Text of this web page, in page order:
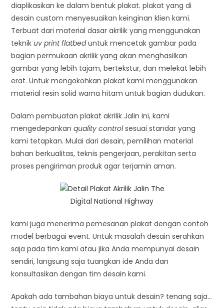
diaplikasikan ke dalam bentuk plakat. plakat yang di
desain custom menyesuaikan keinginan klien kami.
Terbuat dari material dasar akrilik yang menggunakan
teknikuv print flatbeduntuk mencetak gambar pada
bagian permukaan akrilik yang akan menghasilkan
gambar yang lebih tajam, bertekstur, dan melekat lebih
erat. Untuk mengokohkan plakat kami menggunakan
material resin solid warna hitam untuk bagian dudukan.
Dalam pembuatan plakat akrilik Jalin ini, kami
mengedepankanquality controlsesuai standar yang
kami tetapkan. Mulai dari desain, pemilihan material
bahan berkualitas, teknis pengerjaan, perakitan serta
proses pengiriman produk agar terjamin aman.
kami juga menerima pemesanan plakat dengan contoh
model berbagai event. Untuk masalah desain serahkan
saja pada tim kami atau jika Anda mempunyai desain
sendiri, langsung saja tuangkan ide Anda dan
konsultasikan dengan tim desain kami.
Apakah ada tambahan biaya untuk desain? tenang saja…